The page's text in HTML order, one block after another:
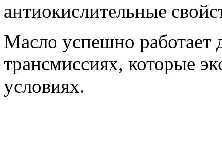
антиокислительные
Масло успешно работает
трансмиссиях, которые
условиях.